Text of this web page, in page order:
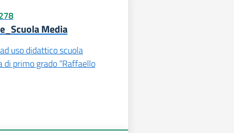
Media
uso didattico scuola
di primo grado “Raffaello